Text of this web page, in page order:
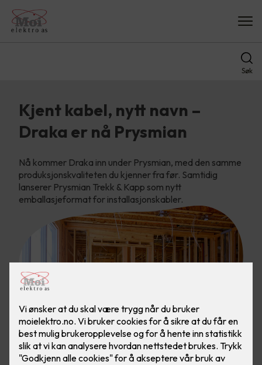
Søk
Kjent kabel, nytt navn –
Draka er nå Prysmian
Nå kommer Draka inn under Prysmian, med den samme
produksjonskvaliteten du kjenner fra før. Samtidig
lanserer Prysmian Trekk & Kapp som nytt
emballasjeformat for installasjonskabler.